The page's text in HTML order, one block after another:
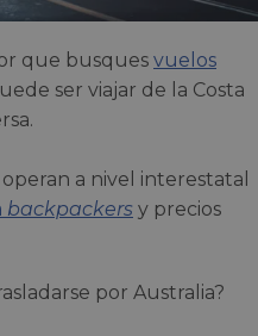
que busques vuelos
ser viajar de la Costa
a nivel interestatal
backpackers y precios
por Australia?